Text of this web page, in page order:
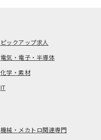
ピックアップ求人
電気・電子・半導体
化学・素材
IT
機械・メカトロ関連専門